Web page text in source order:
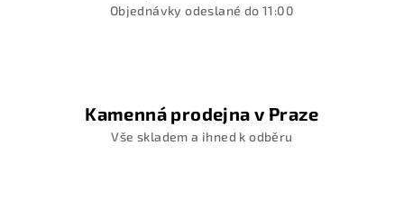
Objednávky odeslané do 11:00
Kamenná prodejna v Praze
Vše skladem a ihned k odběru